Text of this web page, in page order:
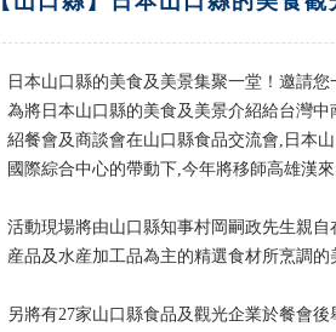
日本山口縣的美食及美景集聚一堂！邀請您
為將日本山口縣的美食及美景介紹給台灣
紹餐會及商談會在山口縣食品交流會,日本
國際綜合中心的帶動下,今年將移師高雄漢
活動現場將由山口縣知事村岡嗣政先生親
産品及水産加工品為主的精選食材所烹調
另將有27家山口縣食品及觀光企業於餐會